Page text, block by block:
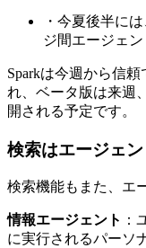
・今夏後半に
ジ間エージェ
Sparkは今週から信
れ、ベータ版は来週
開される予定です。
検索はエージェ
検索機能もまた、エ
情報エージェント ：
に実行されるパーソ